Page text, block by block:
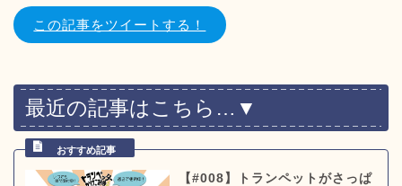
この記事をツイートする！
最近の記事はこちら…▼
【#008】トランペットがさっぱ